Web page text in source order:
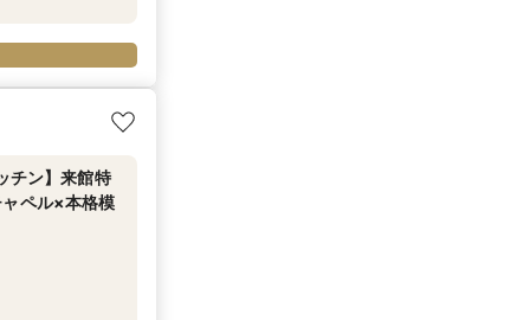
チン】来館特
ペル×本格模